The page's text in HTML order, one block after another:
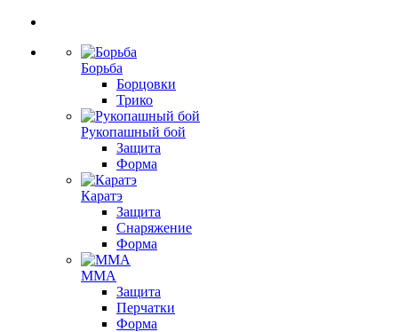
Борьба
Борцовки
Трико
Рукопашный бой
Защита
Форма
Каратэ
Защита
Снаряжение
Форма
ММА
Защита
Перчатки
Форма